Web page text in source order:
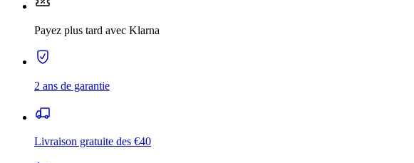
Payez plus tard avec Klarna
2 ans de garantie
Livraison gratuite des €40